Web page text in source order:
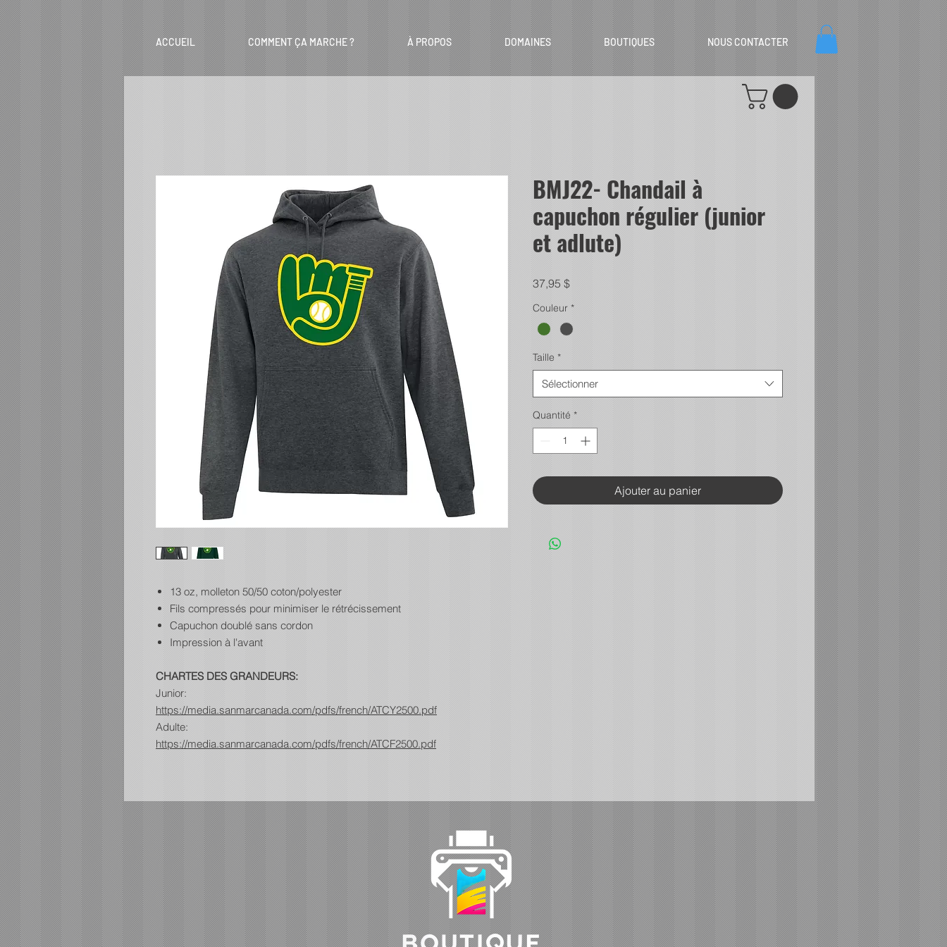
ACCUEIL COMMENT ÇA MARCHE ? À PROPOS DOMAINES BOUTIQUES NOUS CONTACTER
13 oz, molleton 50/50 coton/polyester
Fils compressés pour minimiser le rétrécissement
Capuchon doublé sans cordon
Impression à l'avant
CHARTES DES GRANDEURS:
Junior:
https://media.sanmarcanada.com/pdfs/french/ATCY2500.pdf
Adulte:
https://media.sanmarcanada.com/pdfs/french/ATCF2500.pdf
BMJ22- Chandail à
capuchon régulier (junior
et adlute)
37,95 $Prix
Couleur *
Taille *
Sélectionner
Quantité *
Ajouter au panier